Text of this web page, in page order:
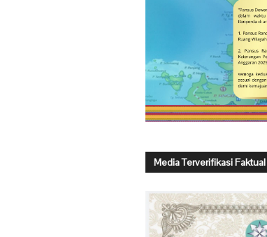
Media Terverifikasi